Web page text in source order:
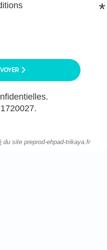
du site preprod-ehpad-trikaya.fr